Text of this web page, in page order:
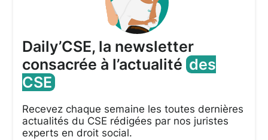
Daily’CSE, la newsletter
consacrée à l’actualitédes
CSE
Recevez chaque semaine les toutes dernières
actualités du CSE rédigées par nos juristes
experts en droit social.